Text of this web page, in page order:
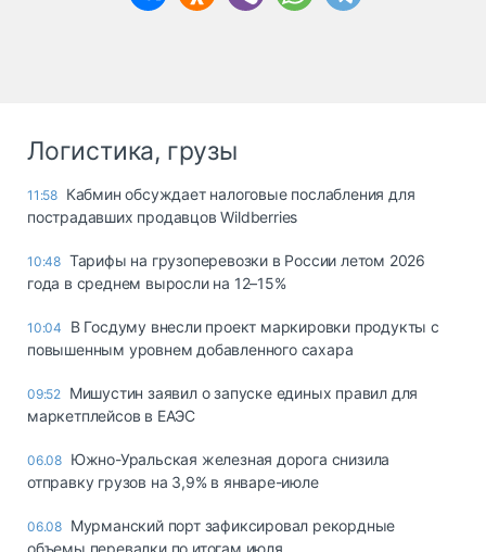
Логистика, грузы
11:58 Кабмин обсуждает налоговые послабления для
пострадавших продавцов Wildberries
10:48 Тарифы на грузоперевозки в России летом 2026
года в среднем выросли на 12–15%
10:04
В Госдуму внесли проект маркировки продукты с
повышенным уровнем добавленного сахара
09:52 Мишустин заявил о запуске единых правил для
маркетплейсов в ЕАЭС
06.08 Южно-Уральская железная дорога снизила
отправку грузов на 3,9% в январе-июле
06.08 Мурманский порт зафиксировал рекордные
объемы перевалки по итогам июля